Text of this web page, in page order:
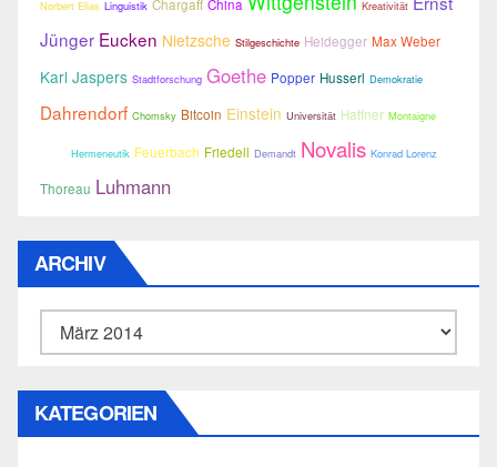
Norbert Elias Linguistik Chargaff China Kreativität
Jünger Eucken Nietzsche Stilgeschichte Heidegger Max Weber
Karl Jaspers Stadtforschung Goethe Popper Husserl Demokratie
Dahrendorf Chomsky Bitcoin Einstein Universität Haffner Montaigne
Hermeneutik Feuerbach Friedell Demandt Novalis Konrad Lorenz
Thoreau Luhmann
ARCHIV
Archiv
KATEGORIEN